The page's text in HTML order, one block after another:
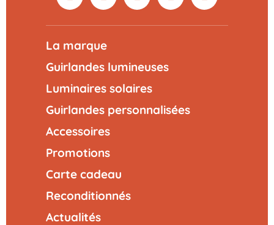
La marque
Guirlandes lumineuses
Luminaires solaires
Guirlandes personnalisées
Accessoires
Promotions
Carte cadeau
Reconditionnés
Actualités